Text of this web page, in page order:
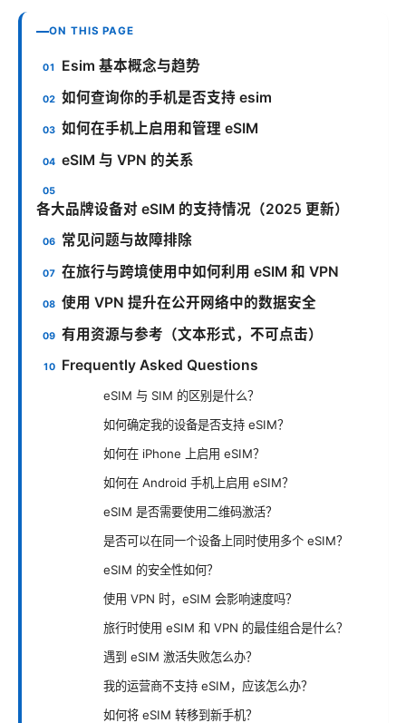
ON THIS PAGE
Esim 基本概念与趋势
如何查询你的手机是否支持 esim
如何在手机上启用和管理 eSIM
eSIM 与 VPN 的关系
各大品牌设备对 eSIM 的支持情况（2025 更新）
常见问题与故障排除
在旅行与跨境使用中如何利用 eSIM 和 VPN
使用 VPN 提升在公开网络中的数据安全
有用资源与参考（文本形式，不可点击）
Frequently Asked Questions
eSIM 与 SIM 的区别是什么？
如何确定我的设备是否支持 eSIM？
如何在 iPhone 上启用 eSIM？
如何在 Android 手机上启用 eSIM？
eSIM 是否需要使用二维码激活？
是否可以在同一个设备上同时使用多个 eSIM？
eSIM 的安全性如何？
使用 VPN 时，eSIM 会影响速度吗？
旅行时使用 eSIM 和 VPN 的最佳组合是什么？
遇到 eSIM 激活失败怎么办？
我的运营商不支持 eSIM，应该怎么办？
如何将 eSIM 转移到新手机？